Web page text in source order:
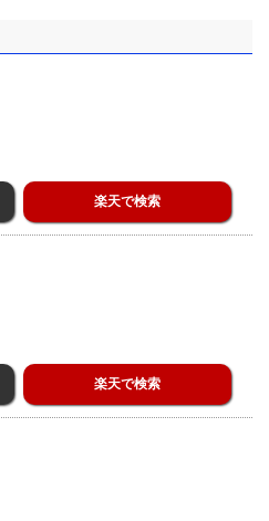
楽天で検索
楽天で検索